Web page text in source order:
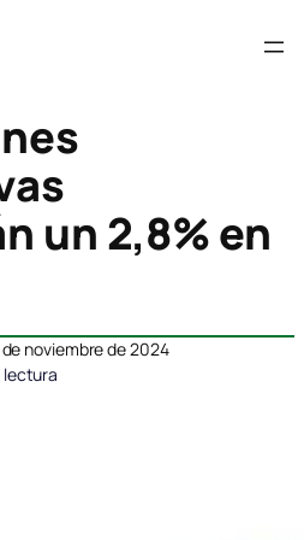
un 2,8% en
noviembre de 2024
lectura